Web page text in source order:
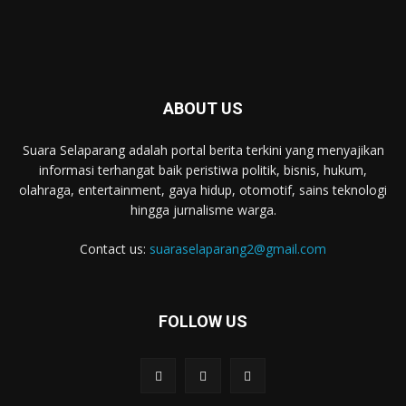
ABOUT US
Suara Selaparang adalah portal berita terkini yang menyajikan
informasi terhangat baik peristiwa politik, bisnis, hukum,
olahraga, entertainment, gaya hidup, otomotif, sains teknologi
hingga jurnalisme warga.
Contact us: suaraselaparang2@gmail.com
FOLLOW US